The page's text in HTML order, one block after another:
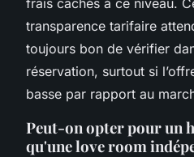
transparence tarifaire
toujours bon de vérifier
réservation, surtout si
basse par rapport au
Peut-on opter pour un
qu'une love room